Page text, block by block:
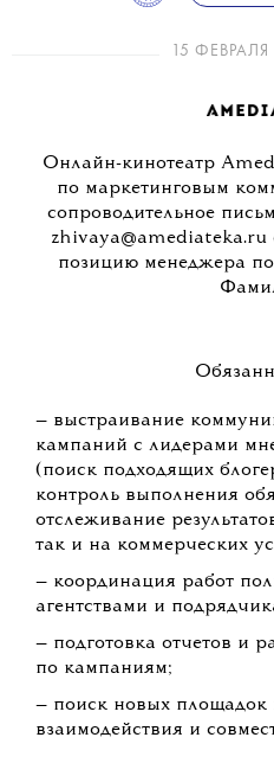
15
Онлайн-кинотеатр
по маркетинговым
сопроводительное
zhivaya@amediateka.ru
позицию менеджера
— выстраивание
кампаний с лидерами
(поиск подходящих
контроль выполнения
отслеживание
так и на коммерческих
— координация работ
агентствами и
— подготовка отчетов и
по кампаниям;
— поиск новых площадок
взаимодействия и